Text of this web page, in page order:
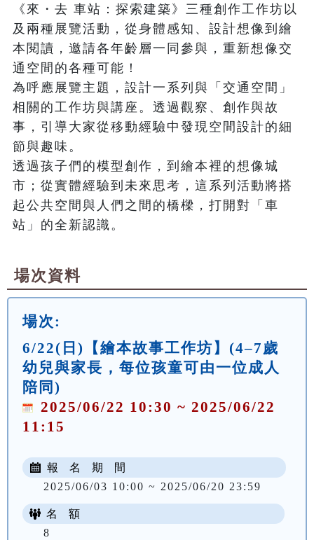
《來・去 車站：探索建築》三種創作工作坊以
及兩種展覽活動，從身體感知、設計想像到繪
本閱讀，邀請各年齡層一同參與，重新想像交
通空間的各種可能！
為呼應展覽主題，設計一系列與「交通空間」
相關的工作坊與講座。透過觀察、創作與故
事，引導大家從移動經驗中發現空間設計的細
節與趣味。
透過孩子們的模型創作，到繪本裡的想像城
市；從實體經驗到未來思考，這系列活動將搭
起公共空間與人們之間的橋樑，打開對「車
場次資料
場次:
6/22(日)【繪本故事工作坊】(4–7歲
幼兒與家長，每位孩童可由一位成人
陪同)
2025/06/22 10:30 ~ 2025/06/22
11:15
報 名 期 間
2025/06/03 10:00 ~ 2025/06/20 23:59
名 額
8